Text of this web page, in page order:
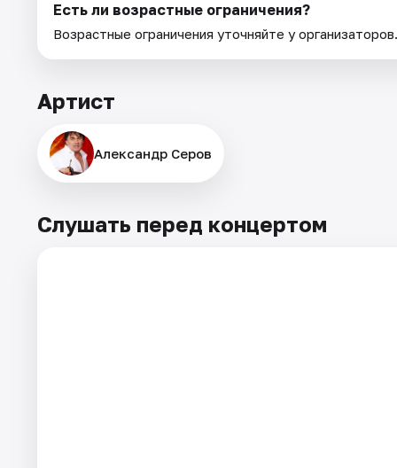
Есть ли возрастные ограничения?
Возрастные ограничения уточняйте у организаторов.
Артист
Александр Серов
Слушать перед концертом